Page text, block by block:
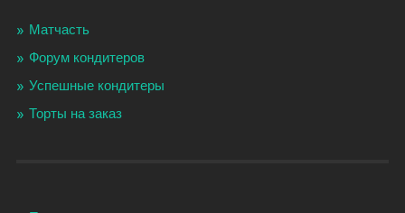
Матчасть
Форум кондитеров
Успешные кондитеры
Торты на заказ